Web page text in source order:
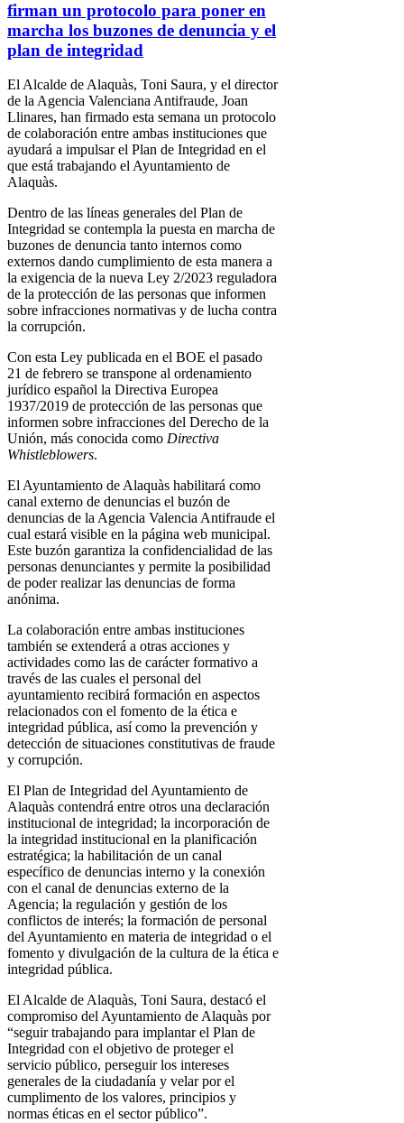
firman un protocolo para poner en
marcha los buzones de denuncia y el
plan de integridad
El Alcalde de Alaquàs, Toni Saura, y el director
de la Agencia Valenciana Antifraude, Joan
Llinares, han firmado esta semana un protocolo
de colaboración entre ambas instituciones que
ayudará a impulsar el Plan de Integridad en el
que está trabajando el Ayuntamiento de
Alaquàs.
Dentro de las líneas generales del Plan de
Integridad se contempla la puesta en marcha de
buzones de denuncia tanto internos como
externos dando cumplimiento de esta manera a
la exigencia de la nueva Ley 2/2023 reguladora
de la protección de las personas que informen
sobre infracciones normativas y de lucha contra
la corrupción.
Con esta Ley publicada en el BOE el pasado
21 de febrero se transpone al ordenamiento
jurídico español la Directiva Europea
1937/2019 de protección de las personas que
informen sobre infracciones del Derecho de la
Unión, más conocida como Directiva
Whistleblowers.
El Ayuntamiento de Alaquàs habilitará como
canal externo de denuncias el buzón de
denuncias de la Agencia Valencia Antifraude el
cual estará visible en la página web municipal.
Este buzón garantiza la confidencialidad de las
personas denunciantes y permite la posibilidad
de poder realizar las denuncias de forma
anónima.
La colaboración entre ambas instituciones
también se extenderá a otras acciones y
actividades como las de carácter formativo a
través de las cuales el personal del
ayuntamiento recibirá formación en aspectos
relacionados con el fomento de la ética e
integridad pública, así como la prevención y
detección de situaciones constitutivas de fraude
y corrupción.
El Plan de Integridad del Ayuntamiento de
Alaquàs contendrá entre otros una declaración
institucional de integridad; la incorporación de
la integridad institucional en la planificación
estratégica; la habilitación de un canal
específico de denuncias interno y la conexión
con el canal de denuncias externo de la
Agencia; la regulación y gestión de los
conflictos de interés; la formación de personal
del Ayuntamiento en materia de integridad o el
fomento y divulgación de la cultura de la ética e
integridad pública.
El Alcalde de Alaquàs, Toni Saura, destacó el
compromiso del Ayuntamiento de Alaquàs por
“seguir trabajando para implantar el Plan de
Integridad con el objetivo de proteger el
servicio público, perseguir los intereses
generales de la ciudadanía y velar por el
cumplimento de los valores, principios y
normas éticas en el sector público”.